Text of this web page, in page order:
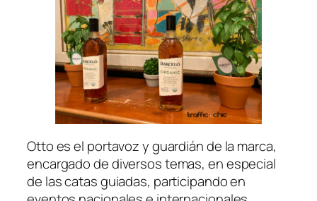
Otto es el portavoz y guardián de la marca,
encargado de diversos temas, en especial
de las catas guiadas, participando en